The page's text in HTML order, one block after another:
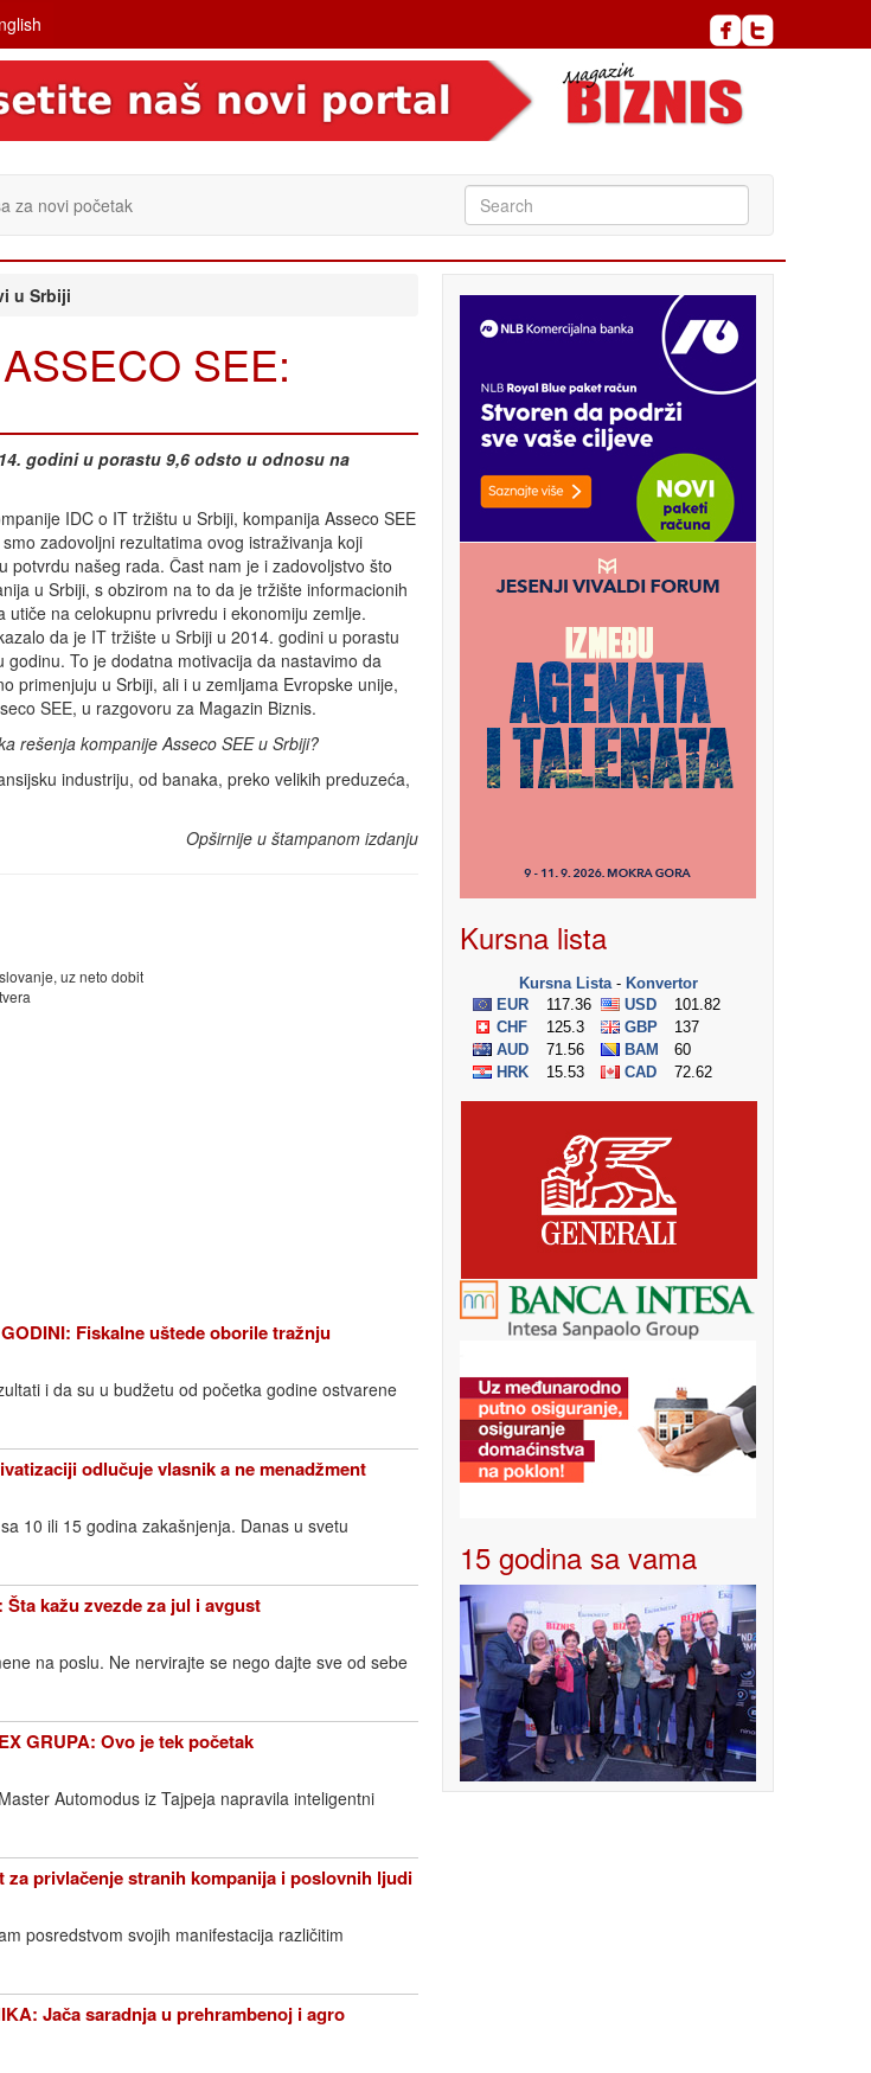
za novi početak
u Srbiji
SEE:
godini u porastu 9,6 odsto u odnosu na
IDC o IT tržištu u Srbiji, kompanija Asseco SEE
zadovoljni rezultatima ovog istraživanja koji
potvrdu našeg rada. Čast nam je i zadovoljstvo što
u Srbiji, s obzirom na to da je tržište informacionih
utiče na celokupnu privredu i ekonomiju zemlje.
da je IT tržište u Srbiji u 2014. godini u porastu
To je dodatna motivacija da nastavimo da
primenjuju u Srbiji, ali i u zemljama Evropske unije,
SEE, u razgovoru za Magazin Biznis.
rešenja kompanije Asseco SEE u Srbiji?
industriju, od banaka, preko velikih preduzeća,
Opširnije u štampanom izdanju
uz neto dobit
Fiskalne uštede oborile tražnju
i da su u budžetu od početka godine ostvarene
odlučuje vlasnik a ne menadžment
10 ili 15 godina zakašnjenja. Danas u svetu
Šta kažu zvezde za jul i avgust
na poslu. Ne nervirajte se nego dajte sve od sebe
GRUPA: Ovo je tek početak
Automodus iz Tajpeja napravila inteligentni
za privlačenje stranih kompanija i poslovnih ljudi
posredstvom svojih manifestacija različitim
Jača saradnja u prehrambenoj i agro
Kursna lista
15 godina sa vama